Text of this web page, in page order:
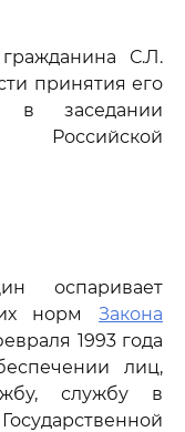
С.Л.
принятия его
в заседании
Российской
оспаривает
норм Закона
1993 года
лиц,
службу в